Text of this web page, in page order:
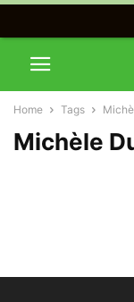
Home Tags
Michèle